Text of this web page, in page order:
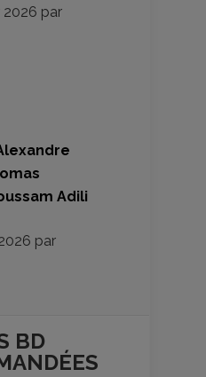
2026 par
Adili
par
BD